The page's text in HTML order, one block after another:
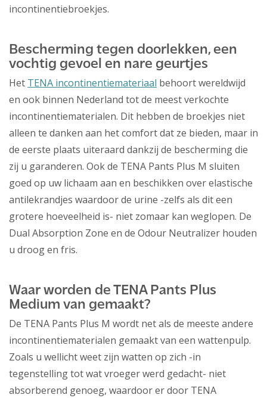
incontinentiebroekjes.
Bescherming tegen doorlekken, een
vochtig gevoel en nare geurtjes
Het TENA incontinentiemateriaal behoort wereldwijd
en ook binnen Nederland tot de meest verkochte
incontinentiematerialen. Dit hebben de broekjes niet
alleen te danken aan het comfort dat ze bieden, maar in
de eerste plaats uiteraard dankzij de bescherming die
zij u garanderen. Ook de TENA Pants Plus M sluiten
goed op uw lichaam aan en beschikken over elastische
antilekrandjes waardoor de urine -zelfs als dit een
grotere hoeveelheid is- niet zomaar kan weglopen. De
Dual Absorption Zone en de Odour Neutralizer houden
u droog en fris.
Waar worden de TENA Pants Plus
Medium van gemaakt?
De TENA Pants Plus M wordt net als de meeste andere
incontinentiematerialen gemaakt van een wattenpulp.
Zoals u wellicht weet zijn watten op zich -in
tegenstelling tot wat vroeger werd gedacht- niet
absorberend genoeg, waardoor er door TENA